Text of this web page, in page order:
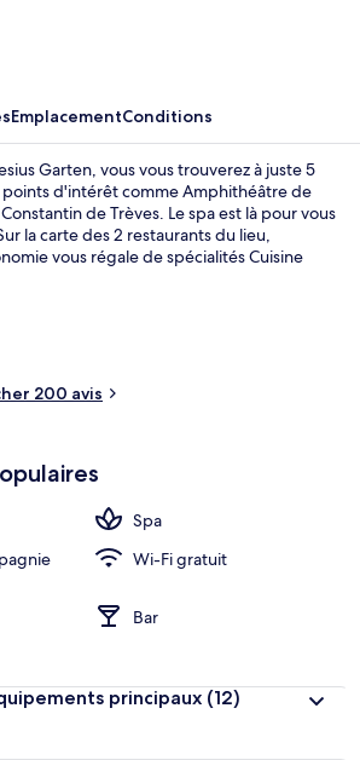
EmplacementConditions
Garten, vous vous trouverez à juste 5
d'intérêt comme Amphithéâtre de
de Trèves. Le spa est là pour vous
la carte des 2 restaurants du lieu,
vous régale de spécialités Cuisine
/ salon et un sauna figurent également
200 avis
Spa
Wi-Fi gratuit
Bar
principaux (12)